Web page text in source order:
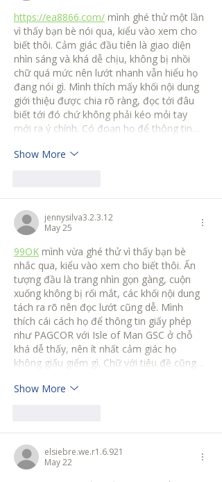
https://ea8866.com/ mình ghé thử một lần
vì thấy bạn bè nói qua, kiểu vào xem cho
biết thôi. Cảm giác đầu tiên là giao diện
nhìn sáng và khá dễ chịu, không bị nhồi
chữ quá mức nên lướt nhanh vẫn hiểu họ
đang nói gì. Mình thích mấy khối nội dung
giới thiệu được chia rõ ràng, đọc tới đâu
biết tới đó chứ không phải kéo mỏi tay
mới ra ý chính. Có đoạn họ để thông tin…
Show More
jennysilva3.2.3.12
May 25
99OK mình vừa ghé thử vì thấy bạn bè
nhắc qua, kiểu vào xem cho biết thôi. Ấn
tượng đầu là trang nhìn gọn gàng, cuộn
xuống không bị rối mắt, các khối nội dung
tách ra rõ nên đọc lướt cũng dễ. Mình
thích cái cách họ để thông tin giấy phép
như PAGCOR với Isle of Man GSC ở chỗ
khá dễ thấy, nên ít nhất cảm giác họ
không giấu giếm gì. Chữ với tiêu đề cũng…
Show More
elsiebre.we.r1.6.921
May 22